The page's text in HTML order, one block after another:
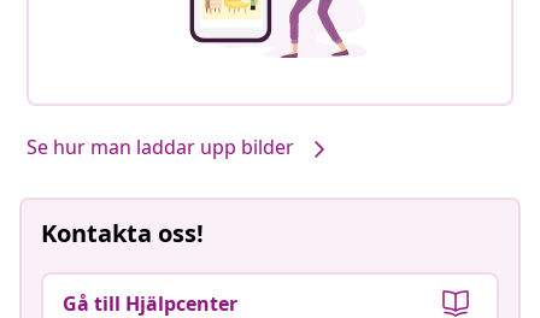
Se hur man laddar upp bilder
Kontakta oss!
Gå till Hjälpcenter